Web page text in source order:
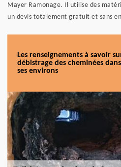
Mayer Ramonage. Il utilise des
un devis totalement gratuit et sans
Les renseignements à savoir
débistrage des cheminées
ses environs